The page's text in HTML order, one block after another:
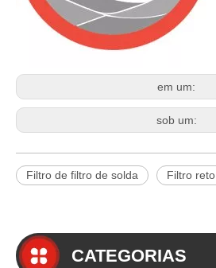
em um:
sob um:
Filtro de filtro de solda Filtro reto
CATEGORIAS